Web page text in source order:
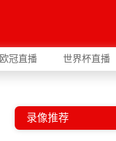
欧冠直播 世界杯直播
录像推荐